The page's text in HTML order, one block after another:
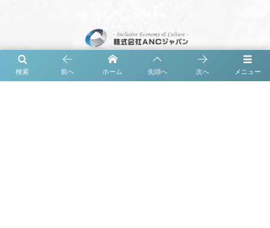
メニュー
検索 前へ ホーム 先頭へ 次へ
〒460-0008
名古屋市中区栄4-14-31 栄オークリッジ9F